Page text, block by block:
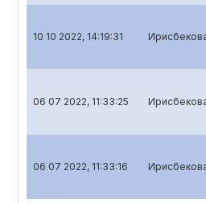
10 10 2022, 14:19:31
06 07 2022, 11:33:25
06 07 2022, 11:33:16